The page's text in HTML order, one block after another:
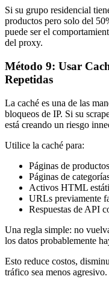
Si su grupo residencial
productos pero solo del
puede ser el
del proxy.
Método 9: Usar
Repetidas
La caché es una de las
bloqueos de IP. Si su
está creando un riesgo
Utilice la caché para:
Páginas de
Páginas de
Activos HTML
URLs previamente
Respuestas de API
Una regla simple: no
los datos probablemente
Esto reduce costos,
tráfico sea menos agresivo.